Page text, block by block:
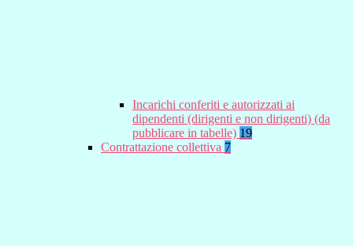
Incarichi conferiti e autorizzati ai
dipendenti (dirigenti e non dirigenti) (da
pubblicare in tabelle) 19
Contrattazione collettiva 7